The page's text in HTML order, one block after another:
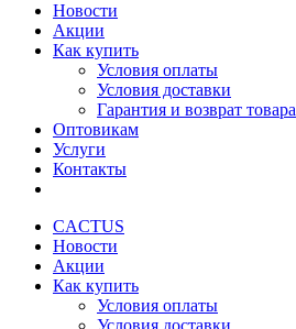
Новости
Акции
Как купить
Условия оплаты
Условия доставки
Гарантия и возврат товара
Оптовикам
Услуги
Контакты
CACTUS
Новости
Акции
Как купить
Условия оплаты
Условия доставки